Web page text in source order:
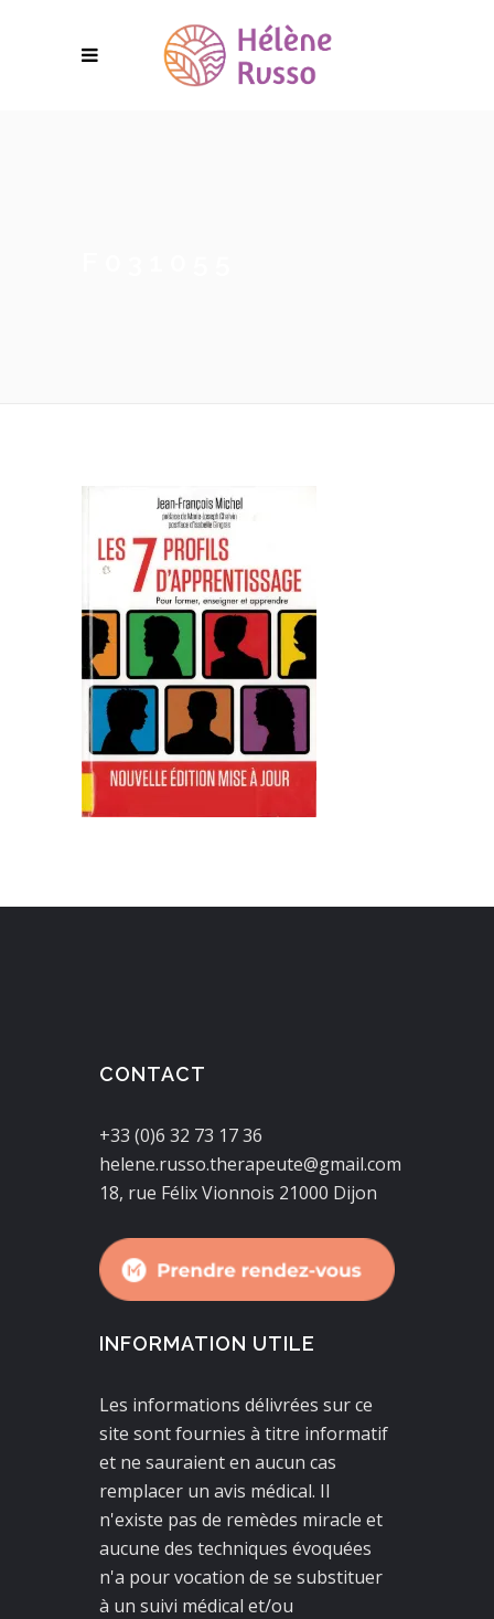
CONTACT
+33 (0)6 32 73 17 36
helene.russo.therapeute@gmail.com
18, rue Félix Vionnois 21000 Dijon
INFORMATION UTILE
Les informations délivrées sur ce
site sont fournies à titre informatif
et ne sauraient en aucun cas
remplacer un avis médical. Il
n'existe pas de remèdes miracle et
aucune des techniques évoquées
n'a pour vocation de se substituer
à un suivi médical et/ou